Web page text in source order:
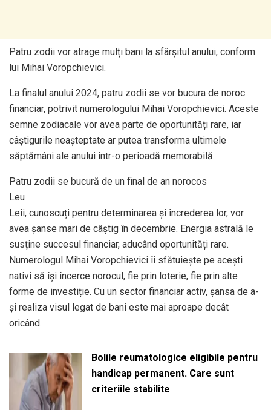
Patru zodii vor atrage mulți bani la sfârșitul anului, conform
lui Mihai Voropchievici.
La finalul anului 2024, patru zodii se vor bucura de noroc
financiar, potrivit numerologului Mihai Voropchievici. Aceste
semne zodiacale vor avea parte de oportunități rare, iar
câștigurile neașteptate ar putea transforma ultimele
săptămâni ale anului într-o perioadă memorabilă.
Patru zodii se bucură de un final de an norocos
Leu
Leii, cunoscuți pentru determinarea și încrederea lor, vor
avea șanse mari de câștig în decembrie. Energia astrală le
susține succesul financiar, aducând oportunități rare.
Numerologul Mihai Voropchievici îi sfătuiește pe acești
nativi să își încerce norocul, fie prin loterie, fie prin alte
forme de investiție. Cu un sector financiar activ, șansa de a-
și realiza visul legat de bani este mai aproape decât
oricând.
Bolile reumatologice eligibile pentru
handicap permanent. Care sunt
criteriile stabilite